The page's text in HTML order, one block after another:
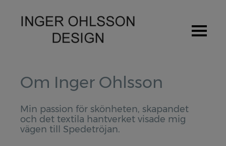
Hem
Stipendium / Priser
Utställningar
Om Inger Ohlsson
Min passion för skönheten, skapandet
och det textila hantverket visade mig
vägen till Spedetröjan.